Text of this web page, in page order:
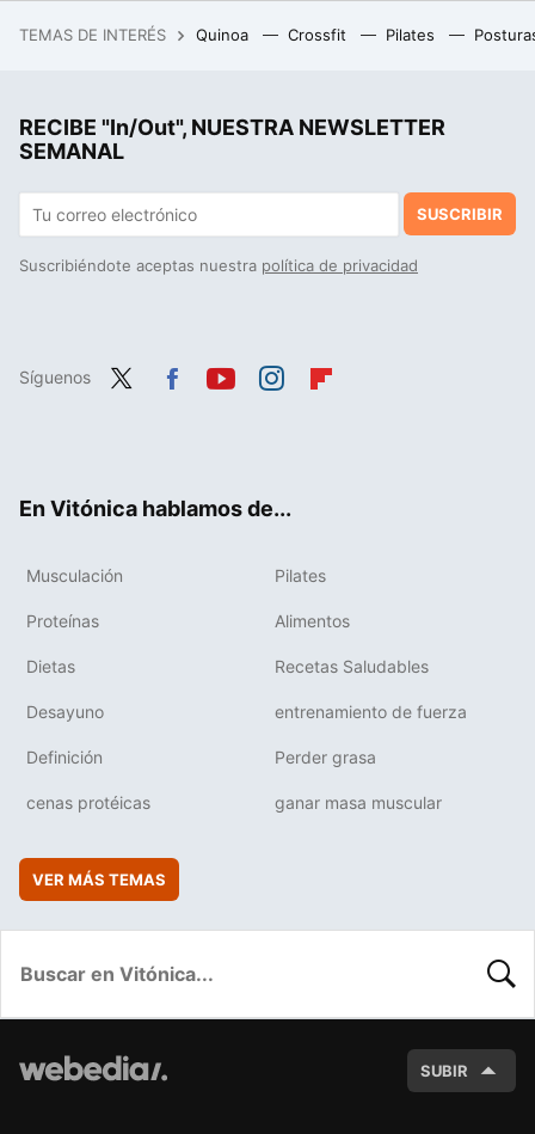
Todos usando el método japonés para ordenar la vajilla y yo me apaño con este accesorio de Ikea
TEMAS DE INTERÉS Quinoa Crossfit Pilates
RECIBE "In/Out", NUESTRA NEWSLETTER
SEMANAL
SUSCRIBIR
Suscribiéndote aceptas nuestra política de privacidad
Síguenos
En Vitónica hablamos de...
Musculación Pilates
Proteínas Alimentos
Dietas Recetas Saludables
Desayuno entrenamiento de fuerza
Definición Perder grasa
cenas protéicas ganar masa muscular
VER MÁS TEMAS
SUBIR